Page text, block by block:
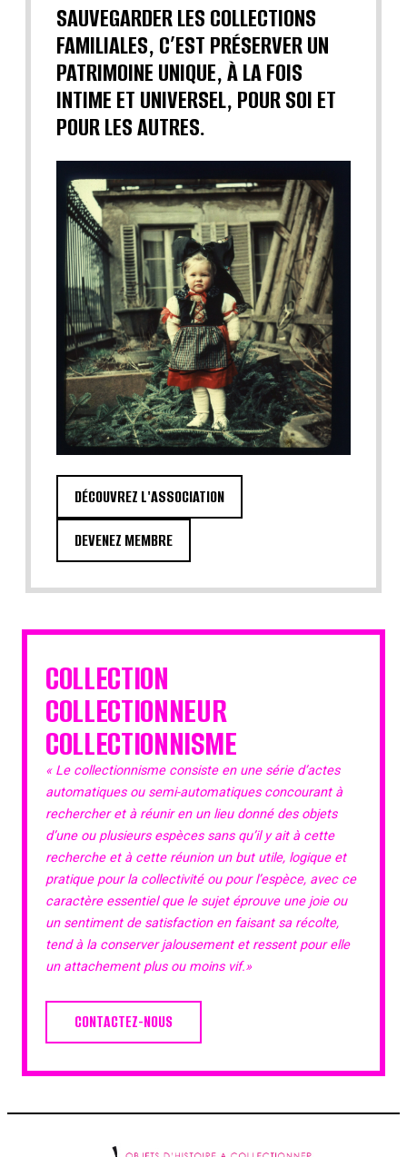
SAUVEGARDER LES COLLECTIONS
FAMILIALES, C’EST PRÉSERVER UN
PATRIMOINE UNIQUE, À LA FOIS
INTIME ET UNIVERSEL, POUR SOI ET
POUR LES AUTRES.
DÉCOUVREZ L'ASSOCIATION
DEVENEZ MEMBRE
COLLECTION
COLLECTIONNEUR
COLLECTIONNISME
« Le collectionnisme consiste en une série d’actes
automatiques ou semi-automatiques concourant à
rechercher et à réunir en un lieu donné des objets
d’une ou plusieurs espèces sans qu’il y ait à cette
recherche et à cette réunion un but utile, logique et
pratique pour la collectivité ou pour l’espèce, avec ce
caractère essentiel que le sujet éprouve une joie ou
un sentiment de satisfaction en faisant sa récolte,
tend à la conserver jalousement et ressent pour elle
un attachement plus ou moins vif.»
CONTACTEZ-NOUS